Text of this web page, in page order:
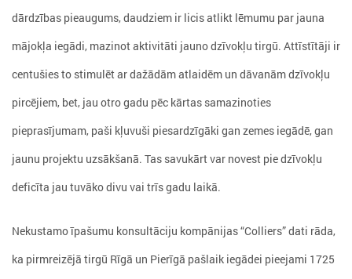
dārdzības pieaugums, daudziem ir licis atlikt lēmumu par jauna
mājokļa iegādi, mazinot aktivitāti jauno dzīvokļu tirgū. Attīstītāji ir
centušies to stimulēt ar dažādām atlaidēm un dāvanām dzīvokļu
pircējiem, bet, jau otro gadu pēc kārtas samazinoties
pieprasījumam, paši kļuvuši piesardzīgāki gan zemes iegādē, gan
jaunu projektu uzsākšanā. Tas savukārt var novest pie dzīvokļu
deficīta jau tuvāko divu vai trīs gadu laikā.
Nekustamo īpašumu konsultāciju kompānijas “Colliers” dati rāda,
ka pirmreizējā tirgū Rīgā un Pierīgā pašlaik iegādei pieejami 1725